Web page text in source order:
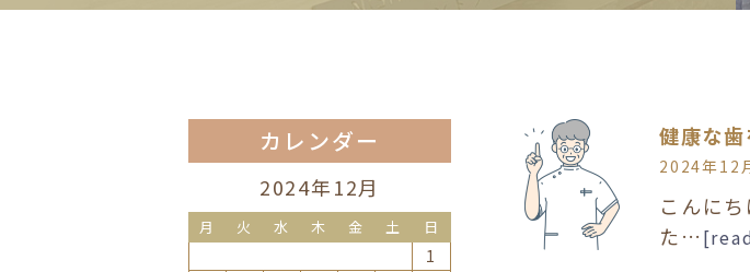
健康な
2024年12
こんに
た…
カレンダー
2024年12月
月 火 水 木 金 土 日
1